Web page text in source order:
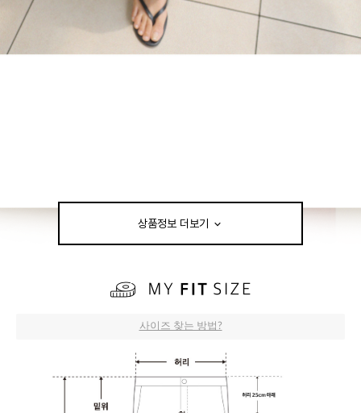
상품정보 더보기